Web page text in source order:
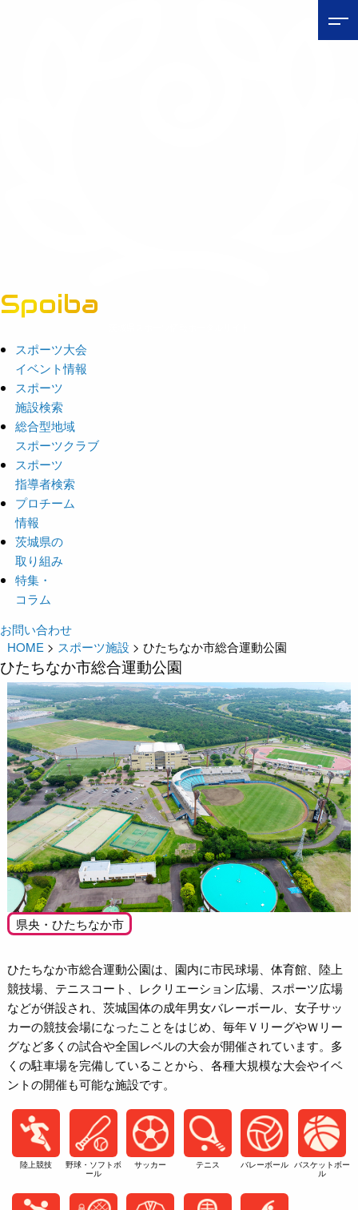
Spoiba
スポーツ大会
イベント情報
スポーツ
施設検索
総合型地域
スポーツクラブ
スポーツ
指導者検索
プロチーム
情報
茨城県の
取り組み
特集・
コラム
お問い合わせ
HOME > スポーツ施設 >ひたちなか市総合運動公園
ひたちなか市総合運動公園
県央・ひたちなか市
ひたちなか市総合運動公園は、園内に市民球場、体育館、陸上
競技場、テニスコート、レクリエーション広場、スポーツ広場
などが併設され、茨城国体の成年男女バレーボール、女子サッ
カーの競技会場になったことをはじめ、毎年ＶリーグやＷリー
グなど多くの試合や全国レベルの大会が開催されています。多
くの駐車場を完備していることから、各種大規模な大会やイベ
ントの開催も可能な施設です。
陸上競技 野球・ソフトボ
ール
サッカー テニス バレーボール バスケットボー
ル